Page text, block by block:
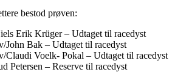
bestod prøven:
Erik Krüger – Udtaget til racedyst
John Bak – Udtaget til racedyst
Claudi Voelk- Pokal – Udtaget til racedyst
Petersen – Reserve til racedyst